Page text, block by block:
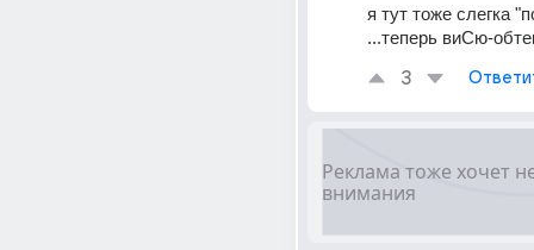
я тут тоже слегка
...теперь виСю-
3